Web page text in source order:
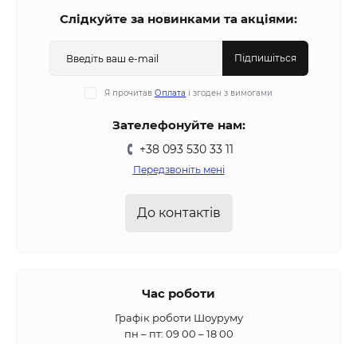
Слідкуйте за новинками та акціями:
Підпишіться
Я прочитав Оплата і згоден з вимогами
Зателефонуйте нам:
+38 093 530 33 11
Передзвоніть мені
До контактів
Час роботи
Графік роботи Шоуруму
пн – пт: 09 00 – 18 00